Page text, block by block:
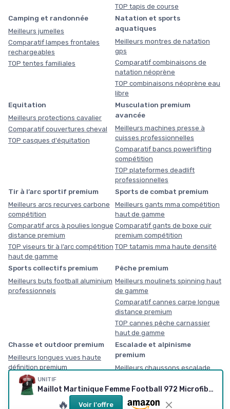
UNITIF
Maillot Martinique Femme Football 972 Microfibre Confortable, Cadeau, avec Drapeau, Tshirt S + Personnalisation
🔥 Voir l'offre
TOP tapis de course
Camping et randonnée
Meilleurs jumelles
Comparatif lampes frontales
rechargeables
TOP tentes familiales
Natation et sports
aquatiques
Meilleurs montres de natation
gps
Comparatif combinaisons de
natation néoprène
TOP combinaisons néoprène eau
libre
Equitation
Meilleurs protections cavalier
Comparatif couvertures cheval
TOP casques d'équitation
Musculation premium
avancée
Meilleurs machines presse à
cuisses professionnelles
Comparatif bancs powerlifting
compétition
TOP plateformes deadlift
professionnelles
Tir à l’arc sportif premium
Meilleurs arcs recurves carbone
compétition
Comparatif arcs à poulies longue
distance premium
TOP viseurs tir à l’arc compétition
haut de gamme
Sports de combat premium
Meilleurs gants mma compétition
haut de gamme
Comparatif gants de boxe cuir
premium compétition
TOP tatamis mma haute densité
Sports collectifs premium
Meilleurs buts football aluminium
professionnels
Pêche premium
Meilleurs moulinets spinning haut
de gamme
Comparatif cannes carpe longue
distance premium
TOP cannes pêche carnassier
haut de gamme
Chasse et outdoor premium
Meilleurs longues vues haute
définition premium
Comparatif glacières outdoor
haute performance
TOP jumelles professionnelles
Escalade et alpinisme
premium
Meilleurs chaussons escalade